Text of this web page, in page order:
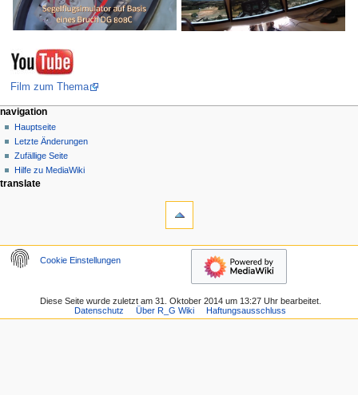
Film zum Thema
N
a
v
g
e
navigation
Hauptseite
Letzte Änderungen
Zufällige Seite
Hilfe zu MediaWiki
translate
Cookie Einstellungen
Diese Seite wurde zuletzt am 31. Oktober 2014 um 13:27 Uhr bearbeitet.
Datenschutz
Über R_G Wiki Haftungsausschluss